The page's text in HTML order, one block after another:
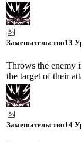
Замешательство13
Throws the enemy
the target of their
Замешательство14